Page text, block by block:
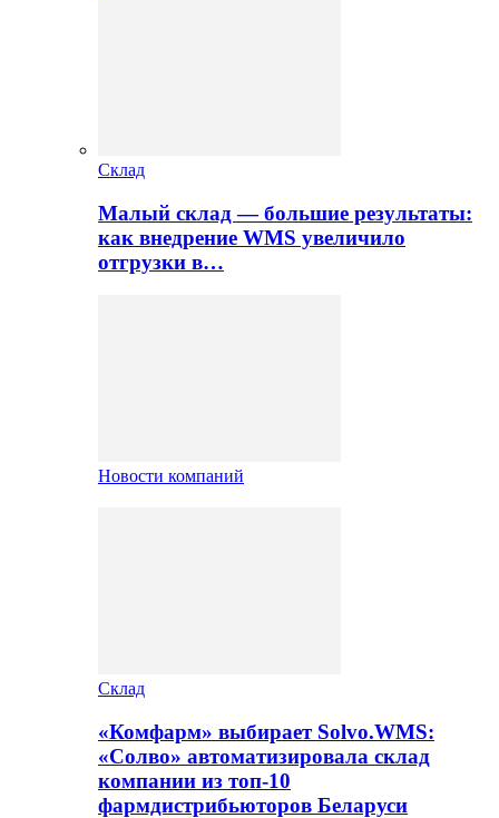
Склад
Малый склад — большие результаты:
как внедрение WMS увеличило
отгрузки в…
Новости компаний
Склад
«Комфарм» выбирает Solvo.WMS:
«Солво» автоматизировала склад
компании из топ-10
фармдистрибьюторов Беларуси